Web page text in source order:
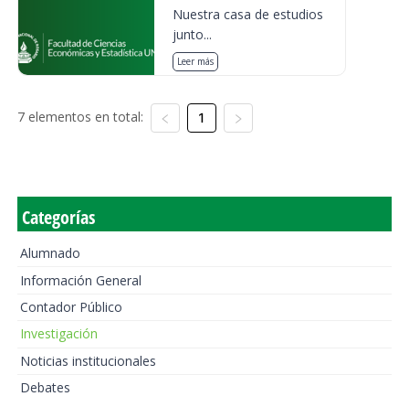
Nuestra casa de estudios
junto...
Leer más
7 elementos en total: 1
Categorías
Alumnado
Información General
Contador Público
Investigación
Noticias institucionales
Debates